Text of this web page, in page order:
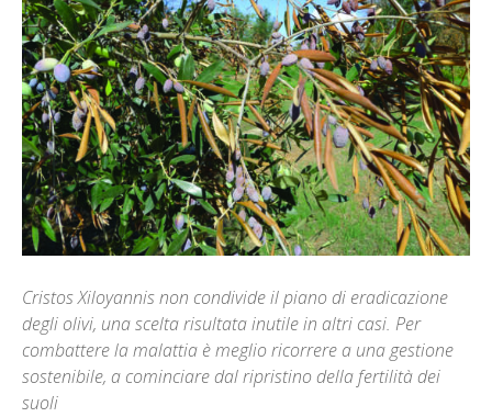
Cristos Xiloyannis non condivide il piano di eradicazione
degli olivi, una scelta risultata inutile in altri casi. Per
combattere la malattia è meglio ricorrere a una gestione
sostenibile, a cominciare dal ripristino della fertilità dei
suoli